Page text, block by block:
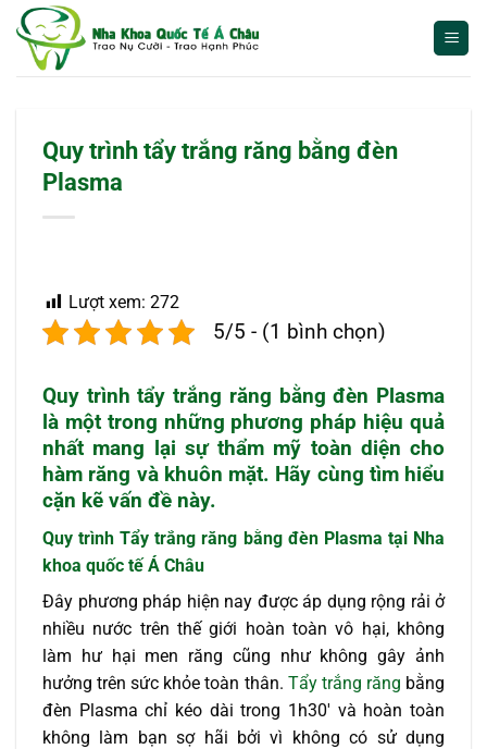
qua
Quy trình tẩy trắng răng bằng đèn
Plasma
Lượt xem: 272
5/5 - (1 bình chọn)
Quy trình tẩy trắng răng bằng đèn Plasma
là một trong những phương pháp hiệu quả
nhất mang lại sự thẩm mỹ toàn diện cho
hàm răng và khuôn mặt. Hãy cùng tìm hiểu
cặn kẽ vấn đề này.
Quy trình Tẩy trắng răng bằng đèn Plasma tại Nha
khoa quốc tế Á Châu
Đây phương pháp hiện nay được áp dụng rộng rải ở
nhiều nước trên thế giới hoàn toàn vô hại, không
làm hư hại men răng cũng như không gây ảnh
hưởng trên sức khỏe toàn thân. Tẩy trắng răng bằng
đèn Plasma chỉ kéo dài trong 1h30′ và hoàn toàn
không làm bạn sợ hãi bởi vì không có sử dụng